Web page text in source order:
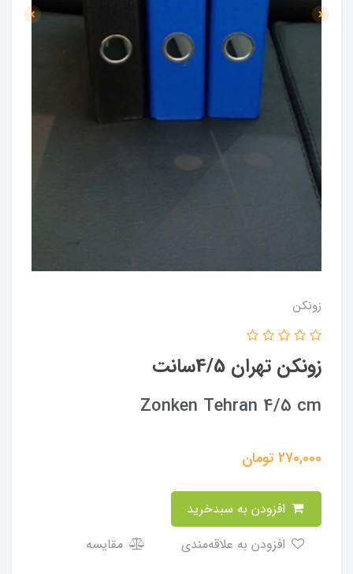
زونکن
زونکن تهران 4/5سانت
Zonken Tehran 4/5 cm
270,000تومان
مقایسه